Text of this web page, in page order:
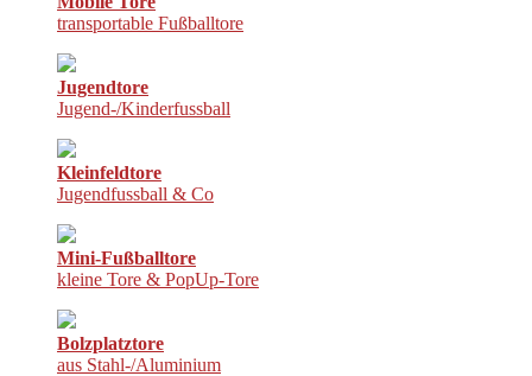
transportable Fußballtore
Jugendtore
Jugend-/Kinderfussball
Kleinfeldtore
Jugendfussball & Co
Mini-Fußballtore
kleine Tore & PopUp-Tore
Bolzplatztore
aus Stahl-/Aluminium